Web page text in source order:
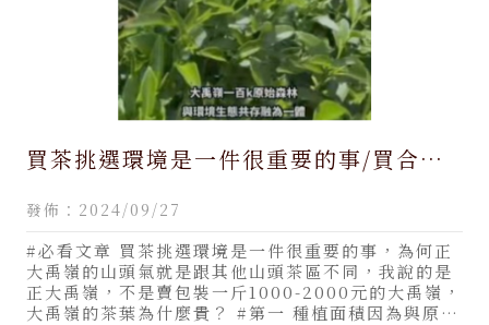
買茶挑選環境是一件很重要的事/買合歡
投買合歡山茶推薦
發佈：2024/09/27
#必看文章 買茶挑選環境是一件很重要的事，為何正
大禹嶺的山頭氣就是跟其他山頭茶區不同，我說的是
正大禹嶺，不是賣包裝一斤1000-2000元的大禹嶺，
大禹嶺的茶葉為什麼貴？ #第一 種植面積因為與原始